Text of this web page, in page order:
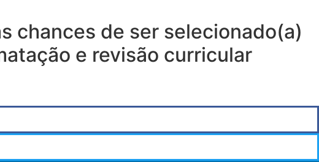
chances de ser selecionado(a)
e revisão curricular